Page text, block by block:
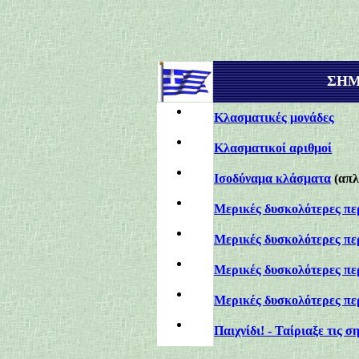
Κλασματικές μονάδες
Κλασματικοί αριθμοί
Ισοδύναμα κλάσματα
Μερικές δυσκολότερες
Μερικές δυσκολότερες
Μερικές δυσκολότερες
Μερικές δυσκολότερες
Παιχνίδι! - Ταίριαξε τις